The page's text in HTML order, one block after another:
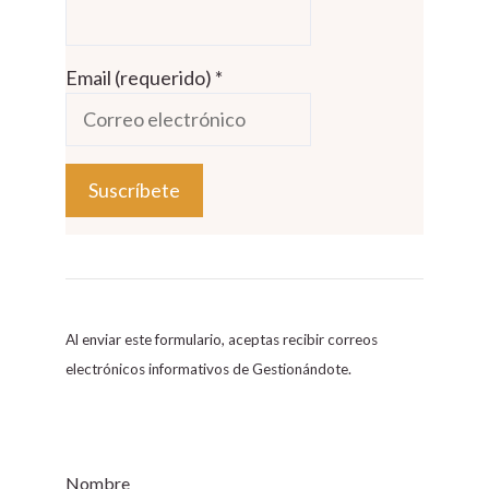
Email (requerido) *
o
s
t
C
Al enviar este formulario, aceptas recibir correos
electrónicos informativos de Gestionándote.
Nombre